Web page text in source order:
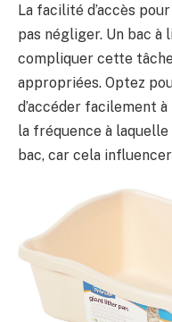
La facilité d’accès
pas négliger. Un bac
compliquer cette
appropriées. Optez
d’accéder facilement
la fréquence à
bac, car cela